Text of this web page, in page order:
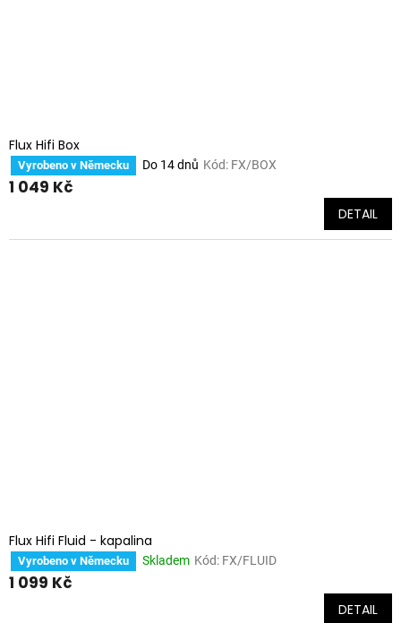
Flux Hifi Box
Vyrobeno v Německu Do 14 dnů Kód: FX/BOX
1 049 Kč
DETAIL
Flux Hifi Fluid - kapalina
Vyrobeno v Německu Skladem Kód: FX/FLUID
1 099 Kč
DETAIL